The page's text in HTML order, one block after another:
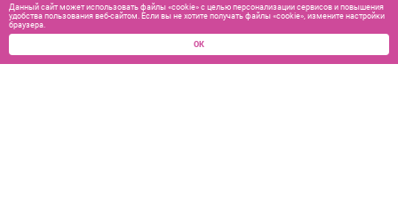
250₽
Данный сайт может использовать файлы «cookie» с целью персонализации сервисов и повышения
удобства пользования веб-сайтом. Если вы не хотите получать файлы «cookie», измените настройки
браузера.
ОК